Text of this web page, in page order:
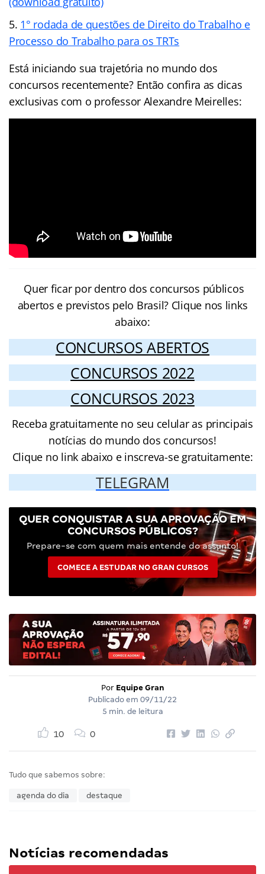
1° rodada de questões de Direito do Trabalho e
Processo do Trabalho para os TRTs
Está iniciando sua trajetória no mundo dos
concursos recentemente? Então confira as dicas
exclusivas com o professor Alexandre Meirelles:
Quer ficar por dentro dos concursos públicos
abertos e previstos pelo Brasil? Clique nos links
abaixo:
CONCURSOS ABERTOS
CONCURSOS 2022
CONCURSOS 2023
Receba gratuitamente no seu celular as principais
notícias do mundo dos concursos!
Clique no link abaixo e inscreva-se gratuitamente:
TELEGRAM
QUER CONQUISTAR A SUA APROVAÇÃO EM
CONCURSOS PÚBLICOS?
Prepare-se com quem mais entende do assunto!
COMECE A ESTUDAR NO GRAN CURSOS
Por Equipe Gran
Publicado em 09/11/22
5 min. de leitura
10 0
Tudo que sabemos sobre:
agenda do dia destaque
Notícias recomendadas